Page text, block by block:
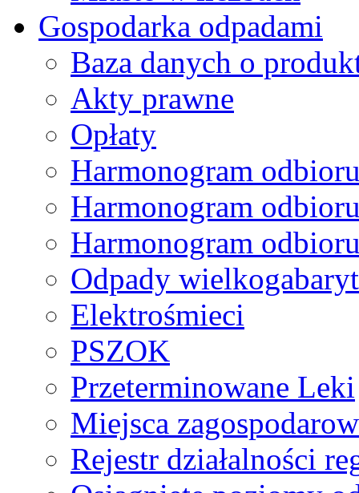
Gospodarka odpadami
Baza danych o
Akty prawne
Opłaty
Harmonogram
Harmonogram
Harmonogram
Odpady
Elektrośmieci
PSZOK
Przeterminowane Leki
Miejsca
Rejestr działalności